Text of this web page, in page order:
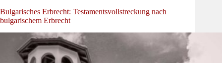
Bulgarisches Erbrecht: Testamentsvollstreckung nach
bulgarischem Erbrecht